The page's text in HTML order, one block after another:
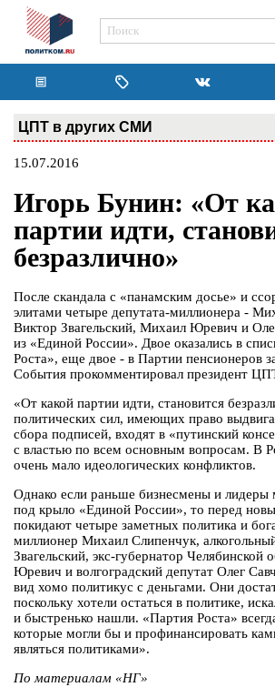
ЦПТ в других СМИ
15.07.2016
Игорь Бунин: «От
партии идти,
безразлично»
После скандала с «панамским досье» и
элитами четыре депутата-миллионера -
Виктор Звагельский, Михаил Юревич и
из «Единой России». Двое оказались в
Роста», еще двое - в Партии пенсионеров
События прокомментировал президент
«От какой партии идти, становится
политических сил, имеющих право
сбора подписей, входят в «путинский
с властью по всем основным вопросам. В
очень мало идеологических конфликтов.
Однако если раньше бизнесмены и лидеры
под крыло «Единой России», то перед
покидают четыре заметных политика и
миллионер Михаил Слипенчук,
Звагельский, экс-губернатор Челябинской
Юревич и волгоградский депутат Олег
вид хомо политикус с деньгами. Они
поскольку хотели остаться в политике,
и быстренько нашли. «Партия Роста»
которые могли бы и профинансировать
являться политиками».
По материалам «НГ»